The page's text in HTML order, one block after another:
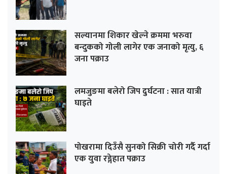
सल्यानमा शिकार खेल्ने क्रममा भरुवा
बन्दुकको गोली लागेर एक जनाको मृत्यु, ६
जना पक्राउ
लमजुङमा बलेरो जिप दुर्घटना : सात यात्री
घाइते
पोखरामा दिउँसै सुनको सिक्री चोरी गर्दै गर्दा
एक युवा रङ्गेहात पक्राउ